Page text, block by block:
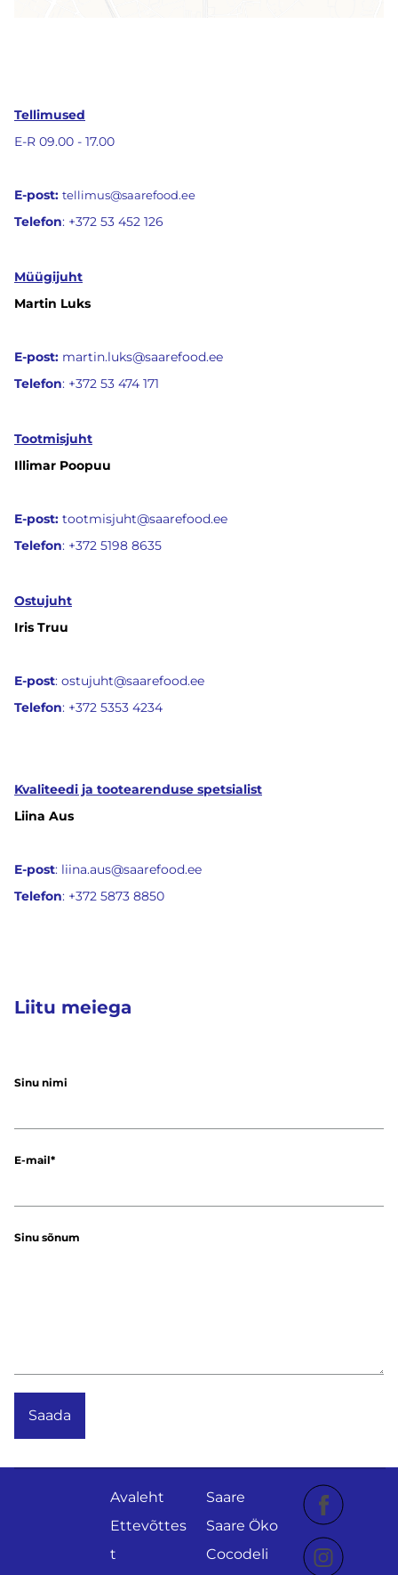
Tellimused
E-R 09.00 - 17.00
E-post: tellimus@saarefood.ee
Telefon: +372 53 452 126
Müügijuht
Martin Luks
E-post: martin.luks@saarefood.ee
Telefon: +372 53 474 171
Tootmisjuht
Illimar Poopuu
E-post: tootmisjuht@saarefood.ee
Telefon: +372 5198 8635
Ostujuht
Iris Truu
E-post: ostujuht@saarefood.ee
Telefon: +372 5353 4234
Kvaliteedi ja tootearenduse spetsialist
Liina Aus
E-post: liina.aus@saarefood.ee
Telefon: +372 5873 8850
Liitu meiega
Sinu nimi
E-mail
Sinu sõnum
Avaleht
Ettevõttes
t
Saare
Saare Öko
Cocodeli